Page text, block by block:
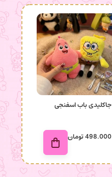
جاکلیدی باب اسفنجی
498.000تومان